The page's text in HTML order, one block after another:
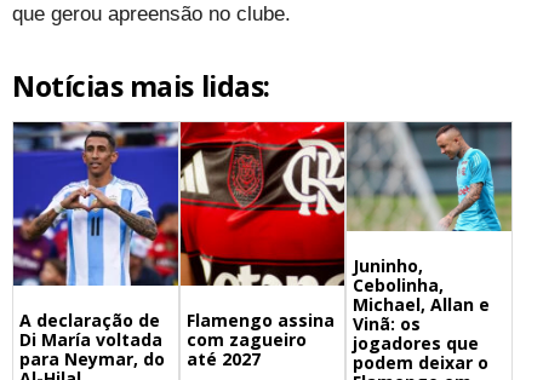
que gerou apreensão no clube.
Notícias mais lidas:
A declaração de
Di María voltada
para Neymar, do
Flamengo assina
com zagueiro
até 2027
Juninho,
Cebolinha,
Michael, Allan e
Vinã: os
jogadores que
podem deixar o